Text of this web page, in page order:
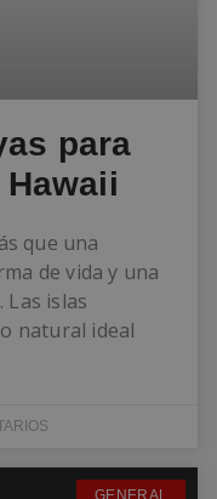
para
que una
de vida y una
islas
natural ideal